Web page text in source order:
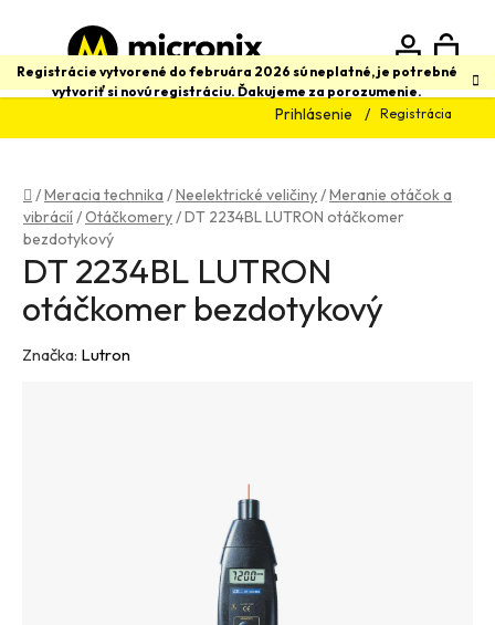
obsah
Registrácie vytvorené do februára 2026 sú neplatné, je potrebné
vytvoriť si novú registráciu. Ďakujeme za porozumenie.
Prihlásenie Registrácia
Hľadať
Domov
/Meracia technika /Neelektrické veličiny/Meranie otáčok a
vibrácií/Otáčkomery/DT 2234BL LUTRON otáčkomer
bezdotykový
DT 2234BL LUTRON
otáčkomer bezdotykový
Značka: Lutron